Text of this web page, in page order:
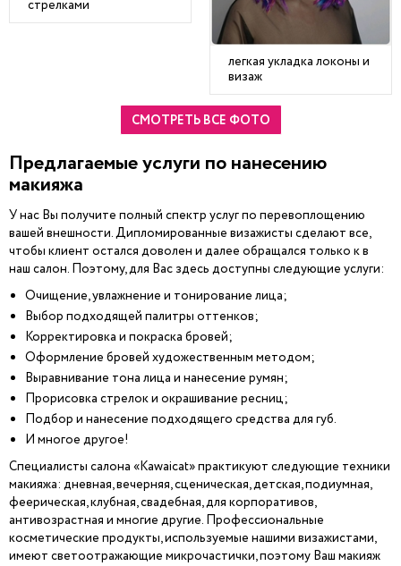
стрелками
легкая укладка локоны и
визаж
СМОТРЕТЬ ВСЕ ФОТО
Предлагаемые услуги по нанесению
макияжа
У нас Вы получите полный спектр услуг по перевоплощению
вашей внешности. Дипломированные визажисты сделают все,
чтобы клиент остался доволен и далее обращался только к в
наш салон. Поэтому, для Вас здесь доступны следующие услуги:
Очищение, увлажнение и тонирование лица;
Выбор подходящей палитры оттенков;
Корректировка и покраска бровей;
Оформление бровей художественным методом;
Выравнивание тона лица и нанесение румян;
Прорисовка стрелок и окрашивание ресниц;
Подбор и нанесение подходящего средства для губ.
И многое другое!
Специалисты салона «Kawaicat» практикуют следующие техники
макияжа: дневная, вечерняя, сценическая, детская, подиумная,
феерическая, клубная, свадебная, для корпоративов,
антивозрастная и многие другие. Профессиональные
косметические продукты, используемые нашими визажистами,
имеют светоотражающие микрочастички, поэтому Ваш макияж